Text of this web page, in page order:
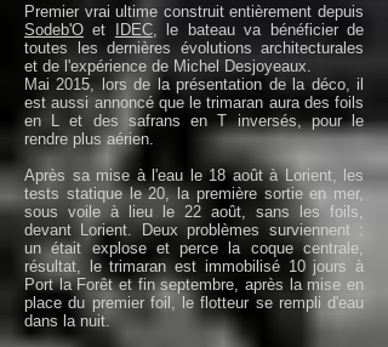
Premier vrai ultime construit entièrement depuis
Sodeb'O et IDEC, le bateau va bénéficier de
toutes les dernières évolutions architecturales
et de l'expérience de Michel Desjoyeaux.
Mai 2015, lors de la présentation de la déco, il
est aussi annoncé que le trimaran aura des foils
en L et des safrans en T inversés, pour le
rendre plus aérien.
Après sa mise à l'eau le 18 août à Lorient, les
tests statique le 20, la première sortie en mer,
sous voile à lieu le 22 août, sans les foils,
devant Lorient. Deux problèmes surviennent :
un était explose et perce la coque centrale,
résultat, le trimaran est immobilisé 10 jours à
Port la Forêt et fin septembre, après la mise en
place du premier foil, le flotteur se rempli d'eau
dans la nuit.